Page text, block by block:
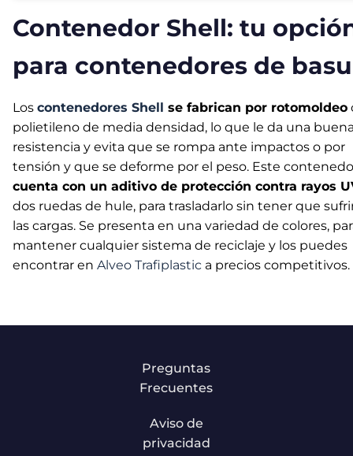
Contenedor Shell: tu
para contenedores de
Los contenedores Shell se fabrican por rotomoldeo
polietileno de media densidad, lo que le da una
resistencia y evita que se rompa ante impactos o por
tensión y que se deforme por el peso. Este
cuenta con un aditivo de protección contra rayos
dos ruedas de hule, para trasladarlo sin tener que
las cargas. Se presenta en una variedad de colores,
mantener cualquier sistema de reciclaje y los puedes
encontrar en Alveo Trafiplastic a precios competitivos.
Preguntas
Frecuentes
Aviso de
privacidad